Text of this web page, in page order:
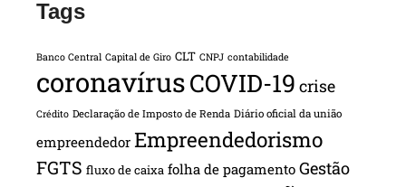
Tags
Banco Central Capital de Giro CLT CNPJ contabilidade
coronavírusCOVID-19 crise
Crédito Declaração de Imposto de Renda Diário oficial da união
empreendedor Empreendedorismo
FGTS fluxo de caixa folha de pagamento Gestão